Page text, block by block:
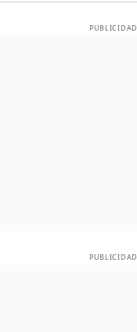
PUBLICIDAD
PUBLICIDAD